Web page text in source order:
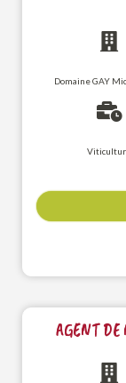
Domaine GAY
AGENT